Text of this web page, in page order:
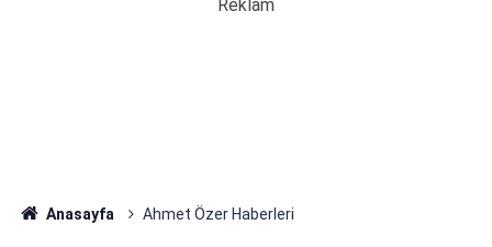
Anasayfa Ahmet Özer Haberleri